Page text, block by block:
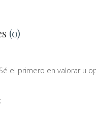
(0)
el primero en valorar u